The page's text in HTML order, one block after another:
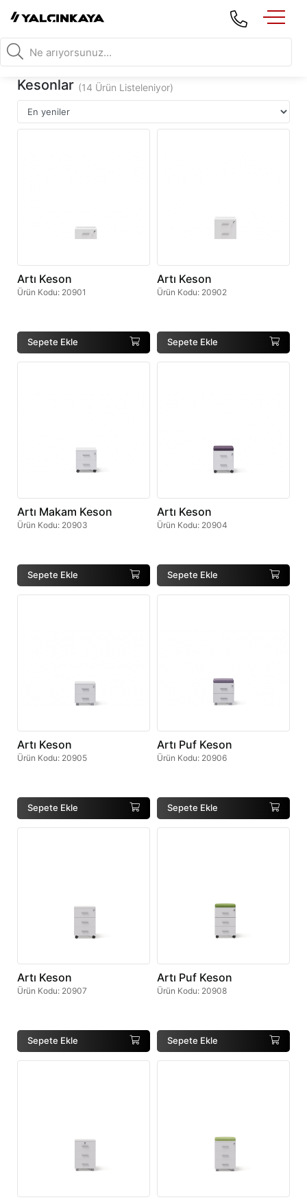
Kesonlar (14 Ürün Listeleniyor)
Artı Keson
Ürün Kodu: 20901
Sepete Ekle
Artı Keson
Ürün Kodu: 20902
Sepete Ekle
Artı Makam Keson
Ürün Kodu: 20903
Sepete Ekle
Artı Keson
Ürün Kodu: 20904
Sepete Ekle
Artı Keson
Ürün Kodu: 20905
Sepete Ekle
Artı Puf Keson
Ürün Kodu: 20906
Sepete Ekle
Artı Keson
Ürün Kodu: 20907
Sepete Ekle
Artı Puf Keson
Ürün Kodu: 20908
Sepete Ekle